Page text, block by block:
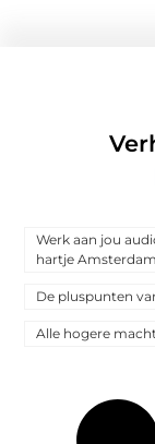
Werk aan jou
hartje Amsterdam
De pluspunten
Alle hogere